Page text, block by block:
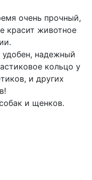
очень прочный,
красит животное
надежный
кольцо у
и других
и щенков.